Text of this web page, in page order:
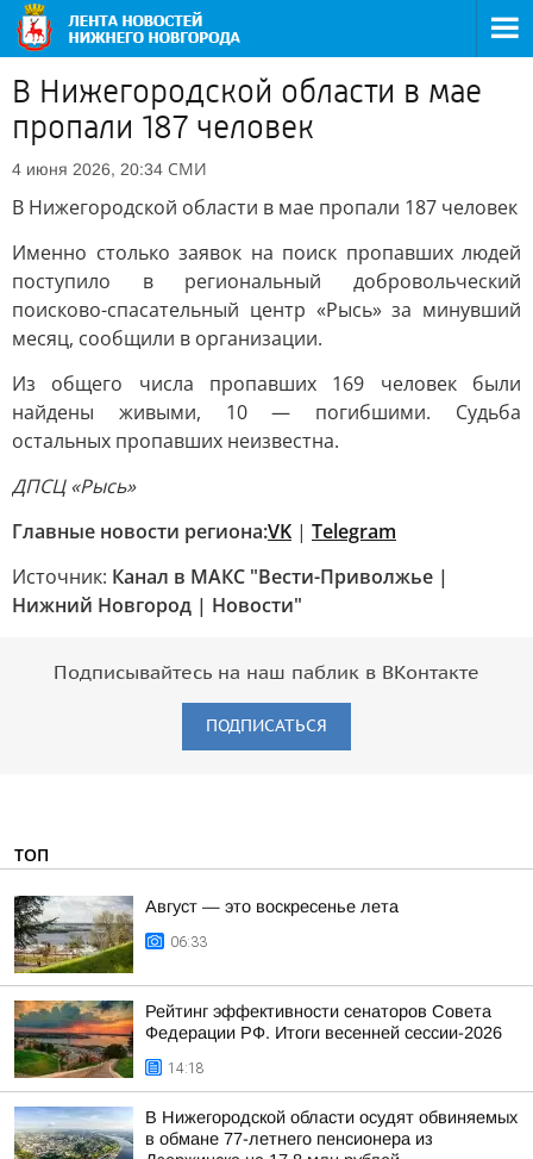
В Нижегородской области в мае
пропали 187 человек
4 июня 2026, 20:34 СМИ
В Нижегородской области в мае пропали 187 человек
Именно столько заявок на поиск пропавших людей
поступило в региональный добровольческий
поисково-спасательный центр «Рысь» за минувший
месяц, сообщили в организации.
Из общего числа пропавших 169 человек были
найдены живыми, 10 — погибшими. Судьба
остальных пропавших неизвестна.
ДПСЦ «Рысь»
Главные новости региона:VK | Telegram
Источник: Канал в МАКС "Вести-Приволжье |
Нижний Новгород | Новости"
Подписывайтесь на наш паблик в ВКонтакте
ПОДПИСАТЬСЯ
ТОП
Август — это воскресенье лета
06:33
Рейтинг эффективности сенаторов Совета
Федерации РФ. Итоги весенней сессии-2026
14:18
В Нижегородской области осудят обвиняемых
в обмане 77-летнего пенсионера из